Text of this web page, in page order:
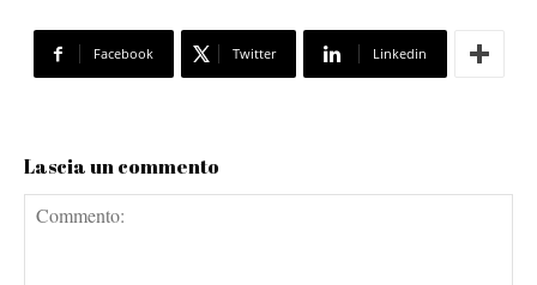
Facebook Twitter Linkedin
Lascia un commento